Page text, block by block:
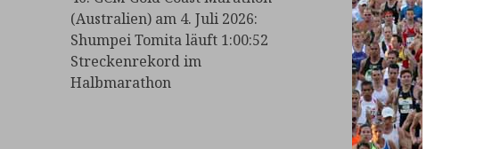
(Australien) am 4. Juli 2026:
Shumpei Tomita läuft 1:00:52
Streckenrekord im
Halbmarathon